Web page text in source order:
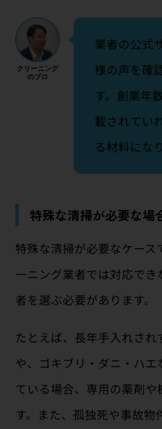
業者の公式
様の声を確
す。創業年
載されてい
る材料にな
特殊な清掃が必要な場
特殊な清掃が必要なケース
ーニング業者では対応で
者を選ぶ必要があります。
たとえば、長年手入れさ
や、ゴキブリ・ダニ・ハ
ている場合、専用の薬剤
す。また、孤独死や事故